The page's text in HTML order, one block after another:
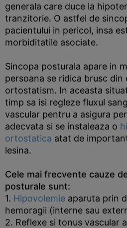
generala care duce la
tranzitorie. O astfel de
pacientului in pericol, insa
morbiditatile asociate.
Sincopa posturala apare in
persoana se ridica brusc din
ortostatism. In aceasta
timp sa isi regleze fluxul
vascular pentru a asigura
adecvata si se instaleaza o
ortostatica atat de
lesina.
Cele mai frecvente cauze
posturale sunt:
1. Hipovolemie aparuta prin
hemoragii (interne sau
2. Reflexe si tonus vascular